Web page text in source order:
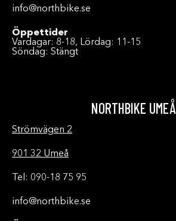
info@northbike.se
Öppettider
Vardagar: 8-18, Lördag: 11-15
Söndag: Stängt
NORTHBIKE UMEÅ
Strömvägen 2
901 32 Umeå
Tel: 090-18 75 95
info@northbike.se